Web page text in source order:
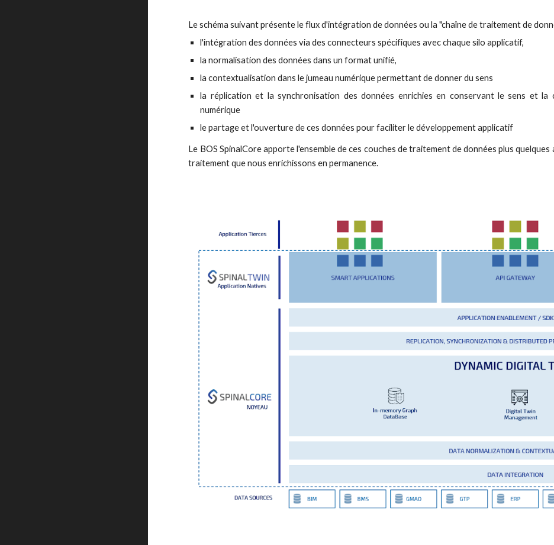
Le schéma suivant présente le flux d'intégration de données ou la "chaîne de traitement de
l'intégration des données via des connecteurs spécifiques avec chaque silo applicatif,
la normalisation des données dans un format unifié,
la contextualisation dans le jumeau numérique permettant de donner du sens
la réplication et la synchronisation des données enrichies en conservant le sens et la
numérique
le partage et l'ouverture de ces données pour faciliter le développement applicatif
Le BOS SpinalCore apporte l'ensemble de ces couches de traitement de données plus
traitement que nous enrichissons en permanence.